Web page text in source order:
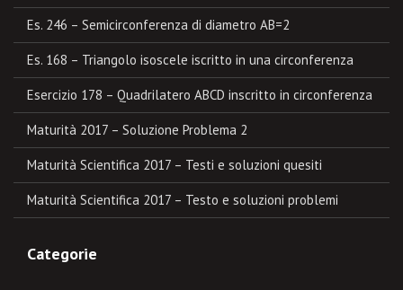
Es. 246 – Semicirconferenza di diametro AB=2
Es. 168 – Triangolo isoscele iscritto in una circonferenza
Esercizio 178 – Quadrilatero ABCD inscritto in circonferenza
Maturità 2017 – Soluzione Problema 2
Maturità Scientifica 2017 – Testi e soluzioni quesiti
Maturità Scientifica 2017 – Testo e soluzioni problemi
Categorie